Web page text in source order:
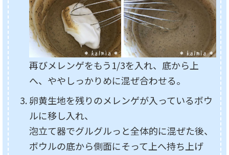
再びメレンゲをもう1/3を入れ、底から上
へ、ややしっかりめに混ぜ合わせる。
卵黄生地を残りのメレンゲが入っているボウ
ルに移し入れ、
泡立て器でグルグルっと全体的に混ぜた後、
ボウルの底から側面にそって上へ持ち上げ